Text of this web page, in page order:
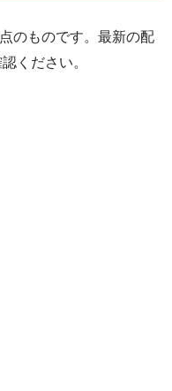
のものです。最新の配
ください。